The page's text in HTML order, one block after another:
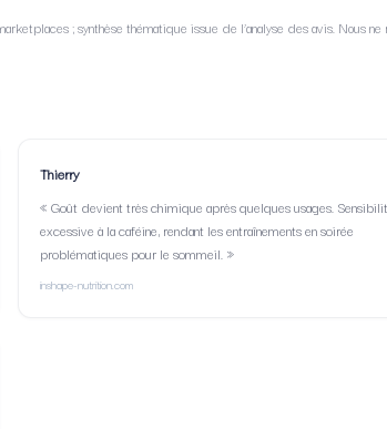
; synthèse thématique issue de l’analyse des avis. Nous ne
Thierry
« Goût devient très chimique après quelques usages.
excessive à la caféine, rendant les entraînements en soirée
problématiques pour le sommeil. »
inshape-nutrition.com